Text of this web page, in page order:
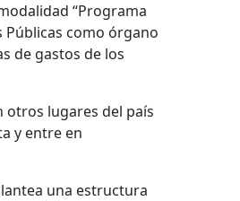
“Programa
Públicas como órgano
de gastos de los
otros lugares del país
y entre en
una estructura